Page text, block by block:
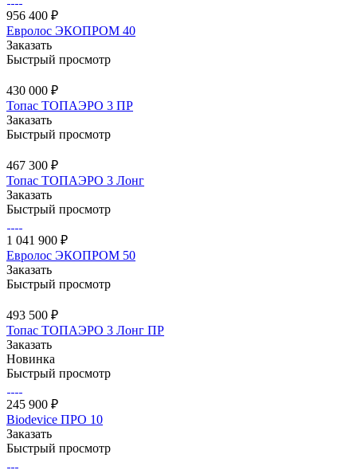
956 400 ₽
Евролос ЭКОПРОМ 40
Заказать
Быстрый просмотр
430 000 ₽
Топас ТОПАЭРО 3 ПР
Заказать
Быстрый просмотр
467 300 ₽
Топас ТОПАЭРО 3 Лонг
Заказать
Быстрый просмотр
1 041 900 ₽
Евролос ЭКОПРОМ 50
Заказать
Быстрый просмотр
493 500 ₽
Топас ТОПАЭРО 3 Лонг ПР
Заказать
Новинка
Быстрый просмотр
245 900 ₽
Biodevice ПРО 10
Заказать
Быстрый просмотр